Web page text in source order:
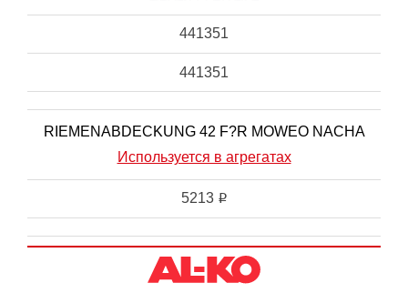
441351
441351
RIEMENABDECKUNG 42 F?R MOWEO NACHA
Используется в агрегатах
5213 i